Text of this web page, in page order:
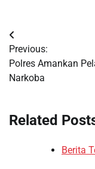
Post
navigation
Previous:
Polres Amankan
Narkoba
Related
Berita